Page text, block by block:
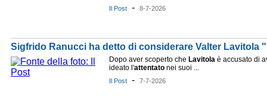
Il Post - 8-7-2026
Sigfrido Ranucci ha detto di considerare Valter Lavitola
Dopo aver scoperto che Lavitola è accusato di
ideato l'attentato nei suoi ...
Il Post - 7-7-2026